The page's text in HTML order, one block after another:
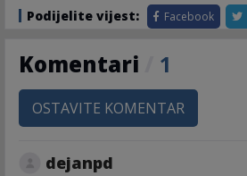
Podijelite vijest: Facebook
Komentari 1
OSTAVITE KOMENTAR
dejanpd